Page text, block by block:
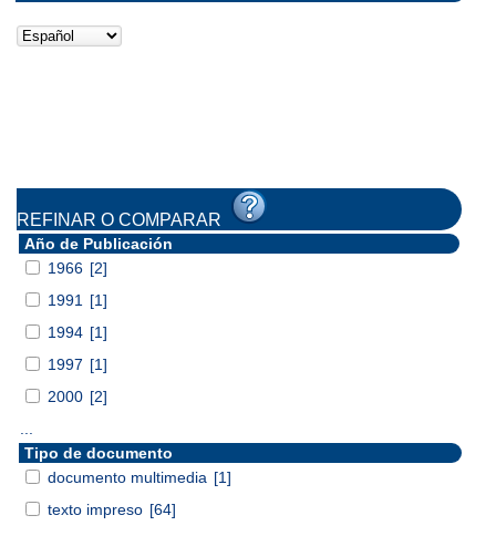
REFINAR O COMPARAR
Año de Publicación
1966 [2]
1991
[1]
1994 [1]
1997 [1]
2000 [2]
Tipo de documento
documento multimedia [1]
texto impreso [64]